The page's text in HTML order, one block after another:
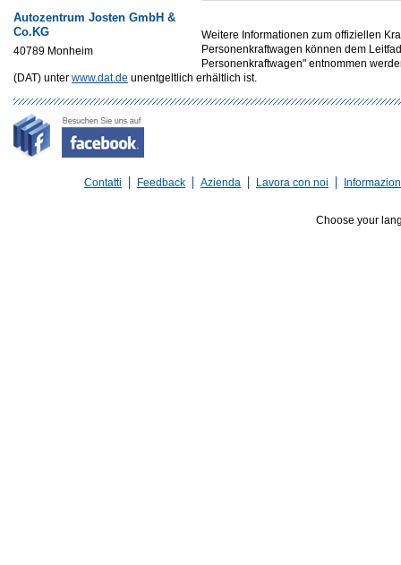
Autozentrum Josten GmbH &
Co.KG
40789 Monheim
Weitere Informationen zum offiziellen
Personenkraftwagen können dem
Personenkraftwagen" entnommen
(DAT) unter www.dat.de unentgeltlich erhältlich ist.
Contatti Feedback Azienda Lavora con noi
Choose your